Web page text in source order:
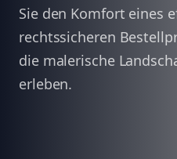
Sie den Komfort eines
rechtssicheren
die malerische
erleben.